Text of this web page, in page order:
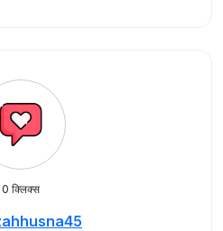
0 क्लिक्स